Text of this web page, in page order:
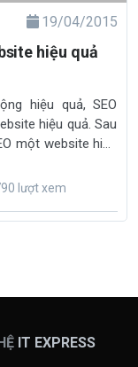
19/04/2015
hiệu quả
hiệu quả, SEO
hiệu quả. Sau
một website hiệu
lượt xem
IT EXPRESS